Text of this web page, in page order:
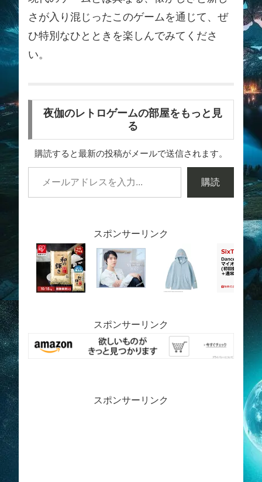
さが入り混じったこのゲームを通じて、ぜ
ひ特別なひとときを楽しんでみてくださ
い。
夜伽のレトロゲームの部屋をもっと見
る
購読すると最新の投稿がメールで送信されます。
購読
スポンサーリンク
スポンサーリンク
スポンサーリンク